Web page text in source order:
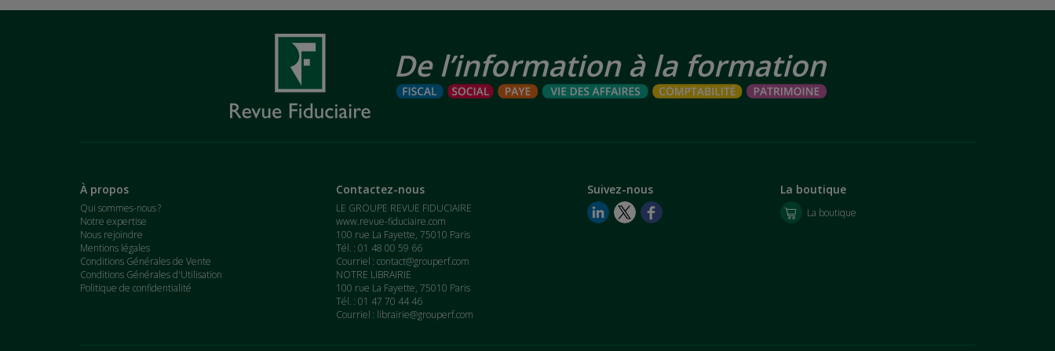
À propos
Qui sommes-nous ?
Notre expertise
Nous rejoindre
Mentions légales
Conditions Générales de Vente
Conditions Générales d'Utilisation
Politique de confidentialité
Contactez-nous
LE GROUPE REVUE FIDUCIAIRE
www.revue-fiduciaire.com
100 rue La Fayette, 75010 Paris
Tél. : 01 48 00 59 66
Courriel : contact@grouperf.com
NOTRE LIBRAIRIE
100 rue La Fayette, 75010 Paris
Tél. : 01 47 70 44 46
Courriel : librairie@grouperf.com
Suivez-nous La boutique
La boutique